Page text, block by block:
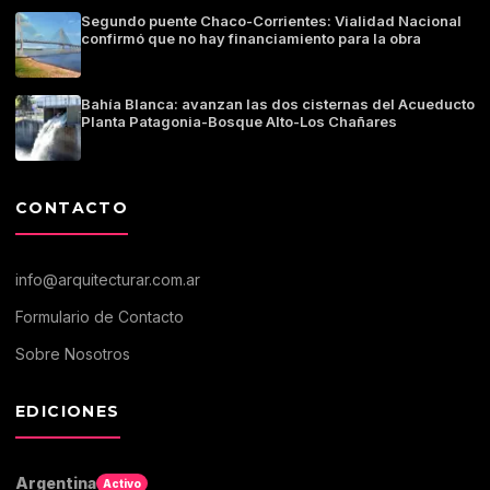
Segundo puente Chaco-Corrientes: Vialidad Nacional
confirmó que no hay financiamiento para la obra
Bahía Blanca: avanzan las dos cisternas del Acueducto
Planta Patagonia-Bosque Alto-Los Chañares
CONTACTO
info@arquitecturar.com.ar
Formulario de Contacto
Sobre Nosotros
EDICIONES
Argentina Activo